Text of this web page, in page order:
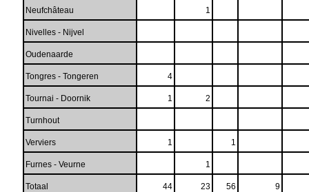
Neufchâteau 1
Nivelles - Nijvel
Oudenaarde
Tongres - Tongeren 4
Tournai - Doornik 1 2
Turnhout
Verviers 1 1
Furnes - Veurne 1
Totaal 44 23 56 9